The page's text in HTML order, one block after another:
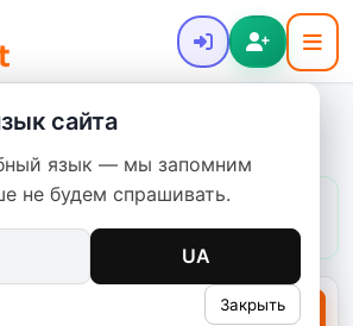
сайта
язык — мы запомним
не будем спрашивать.
UA
Закрыть
барахолка - Оптика
обычно250–21 000 ₴
₴23предложений